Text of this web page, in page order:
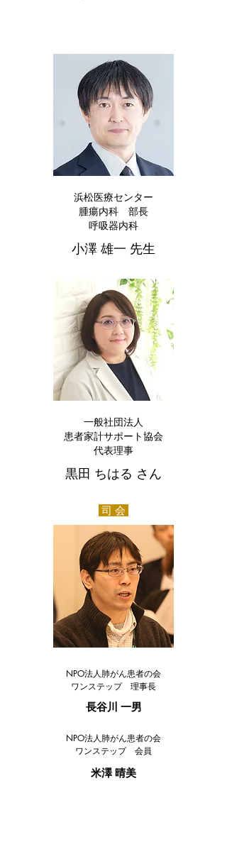
浜松医療センター
腫瘍内科 部長
呼吸器内科
小澤 雄一 先生
一般社団法人
患者家計サポート協会
代表理事
黒田 ちはる さん
司 会
NPO法人肺がん患者の会
ワンステップ 理事長
長谷川 一男
NPO法人肺がん患者の会
ワンステップ 会員
米澤 晴美